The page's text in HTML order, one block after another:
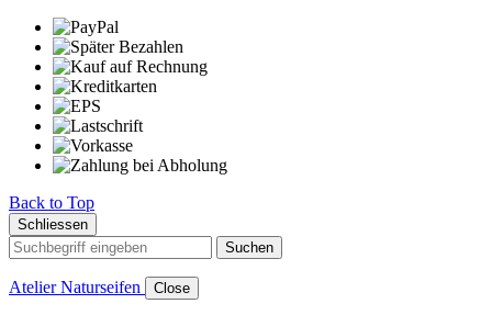
Back to Top
Schliessen
Suchen
Atelier Naturseifen Close